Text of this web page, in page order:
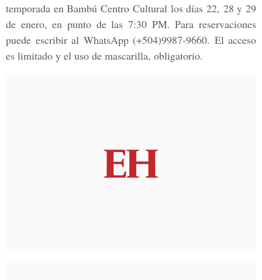
temporada en Bambú Centro Cultural los días 22, 28 y 29
de enero, en punto de las 7:30 PM. Para reservaciones
puede escribir al WhatsApp (+504)9987-9660. El acceso
es limitado y el uso de mascarilla, obligatorio.